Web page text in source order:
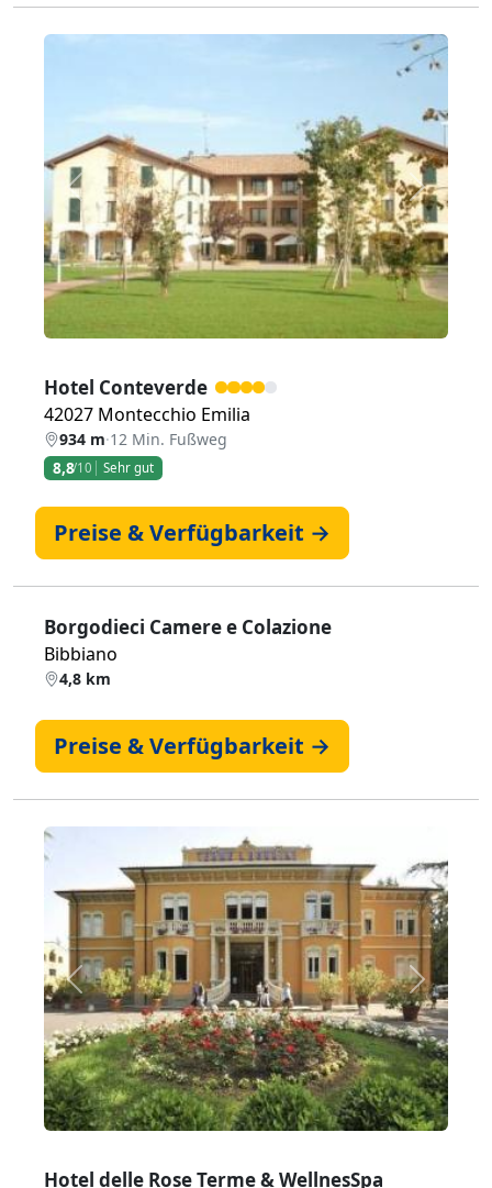
Zurück Weiter
Hotel Conteverde
42027 Montecchio Emilia
934 m·12 Min. Fußweg
8,8/10 Sehr gut
Preise & Verfügbarkeit →
Borgodieci Camere e Colazione
Bibbiano
4,8 km
Preise & Verfügbarkeit →
Zurück Weiter
Hotel delle Rose Terme & WellnesSpa